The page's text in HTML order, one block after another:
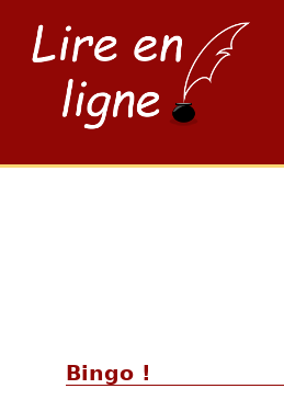
Bingo !